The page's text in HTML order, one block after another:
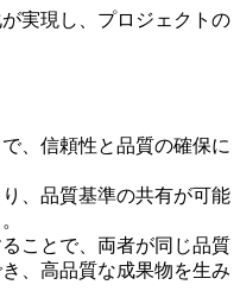
実現し、プロジェクトの
、信頼性と品質の確保に
、品質基準の共有が可能
ことで、両者が同じ品質
、高品質な成果物を生み